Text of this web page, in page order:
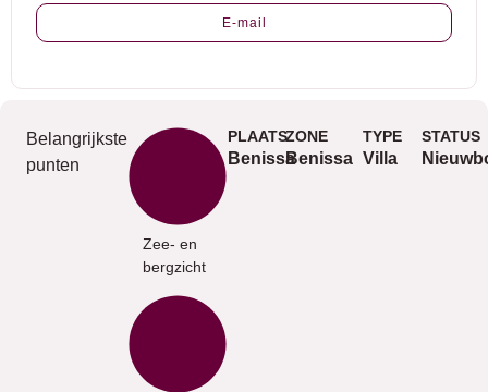
E-mail
Belangrijkste
punten
Zee- en
bergzicht
PLAATS
Benissa
ZONE
Benissa
TYPE
Villa
STATUS